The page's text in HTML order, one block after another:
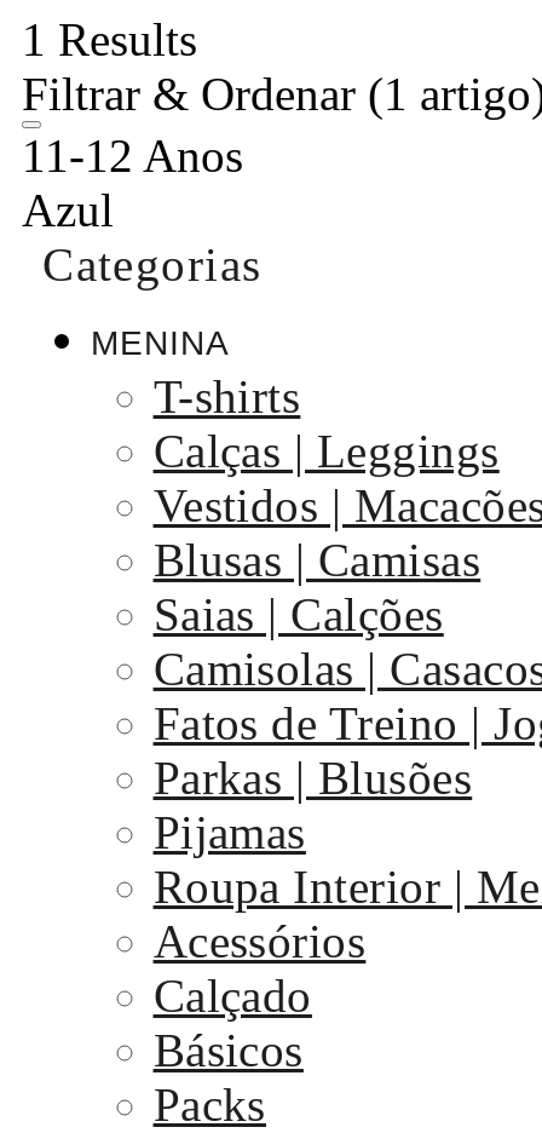
1 Results
Filtrar & Ordenar (1
11-12 Anos
Azul
Categorias
MENINA
T-shirts
Calças | Leggings
Vestidos |
Blusas | Camisas
Saias | Calções
Camisolas |
Fatos de Treino |
Parkas | Blusões
Pijamas
Roupa Interior |
Acessórios
Calçado
Básicos
Packs